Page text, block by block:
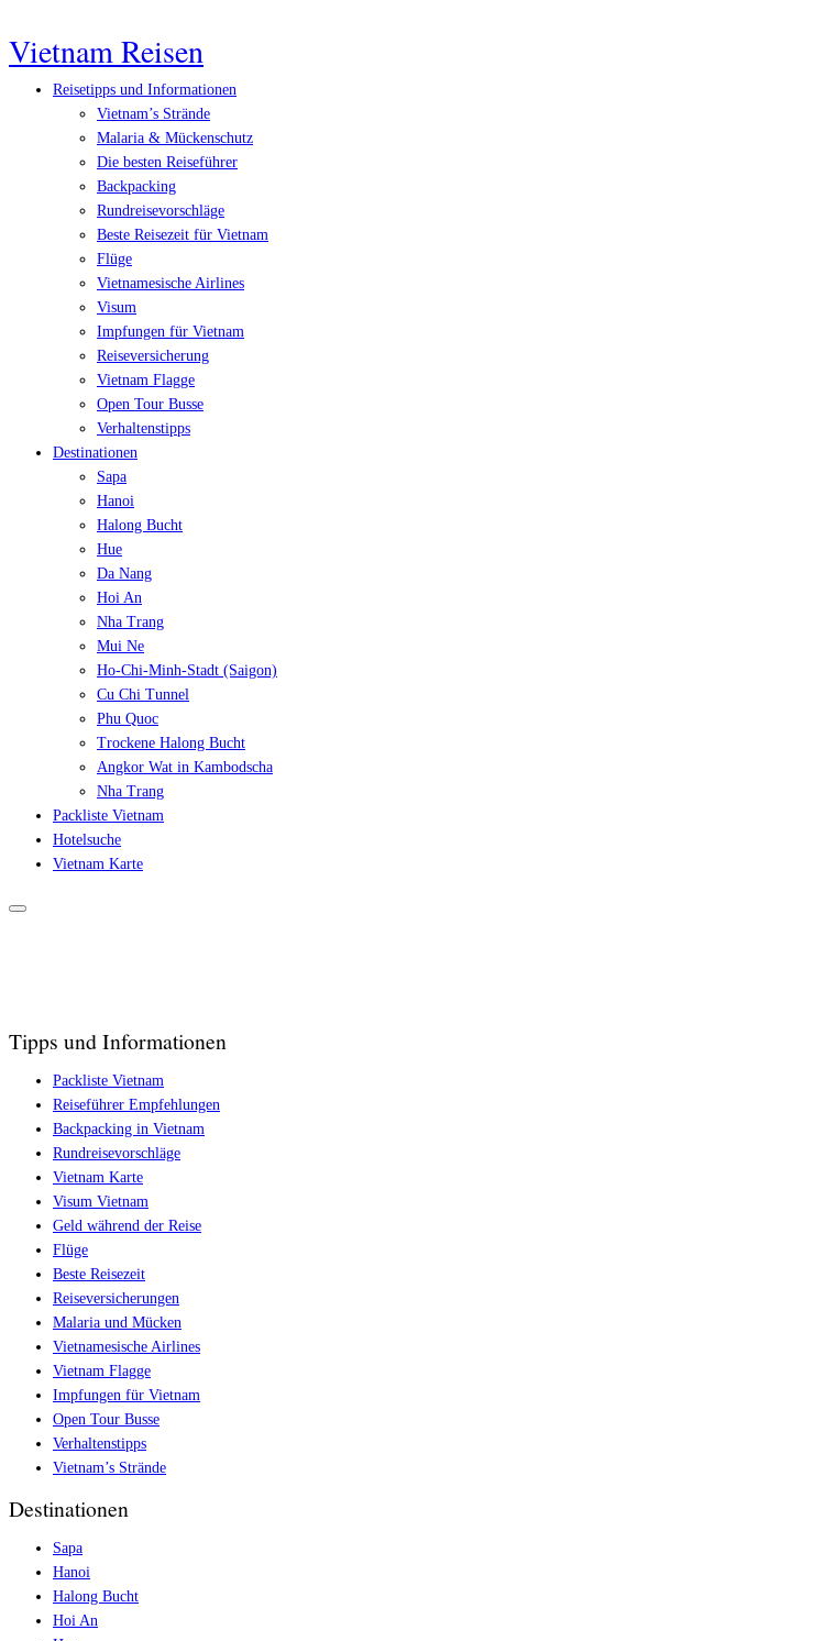
Vietnam Reisen
Reisetipps und Informationen
Vietnam’s Strände
Malaria & Mückenschutz
Die besten Reiseführer
Backpacking
Rundreisevorschläge
Beste Reisezeit für Vietnam
Flüge
Vietnamesische Airlines
Visum
Impfungen für Vietnam
Reiseversicherung
Vietnam Flagge
Open Tour Busse
Verhaltenstipps
Destinationen
Sapa
Hanoi
Halong Bucht
Hue
Da Nang
Hoi An
Nha Trang
Mui Ne
Ho-Chi-Minh-Stadt (Saigon)
Cu Chi Tunnel
Phu Quoc
Trockene Halong Bucht
Angkor Wat in Kambodscha
Nha Trang
Packliste Vietnam
Hotelsuche
Vietnam Karte
Tipps und Informationen
Packliste Vietnam
Reiseführer Empfehlungen
Backpacking in Vietnam
Rundreisevorschläge
Vietnam Karte
Visum Vietnam
Geld während der Reise
Flüge
Beste Reisezeit
Reiseversicherungen
Malaria und Mücken
Vietnamesische Airlines
Vietnam Flagge
Impfungen für Vietnam
Open Tour Busse
Verhaltenstipps
Vietnam’s Strände
Destinationen
Sapa
Hanoi
Halong Bucht
Hoi An